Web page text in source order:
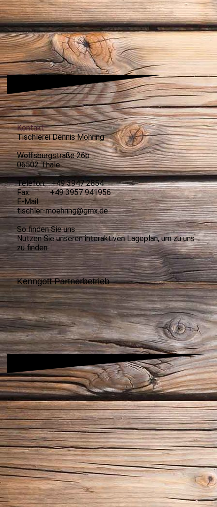
Eichendielen
Kontakt
Tischlerei Dennis Möhring
Wolfsburgstraße 26b
06502 Thale
Telefon: +49 3947 2854
Fax: +49 3957 941956
E-Mail:
tischler-moehring@gmx.de
So finden Sie uns
Nutzen Sie unseren interaktiven La­ge­plan, um zu uns
zu finden
Kenngott Partnerbetrieb